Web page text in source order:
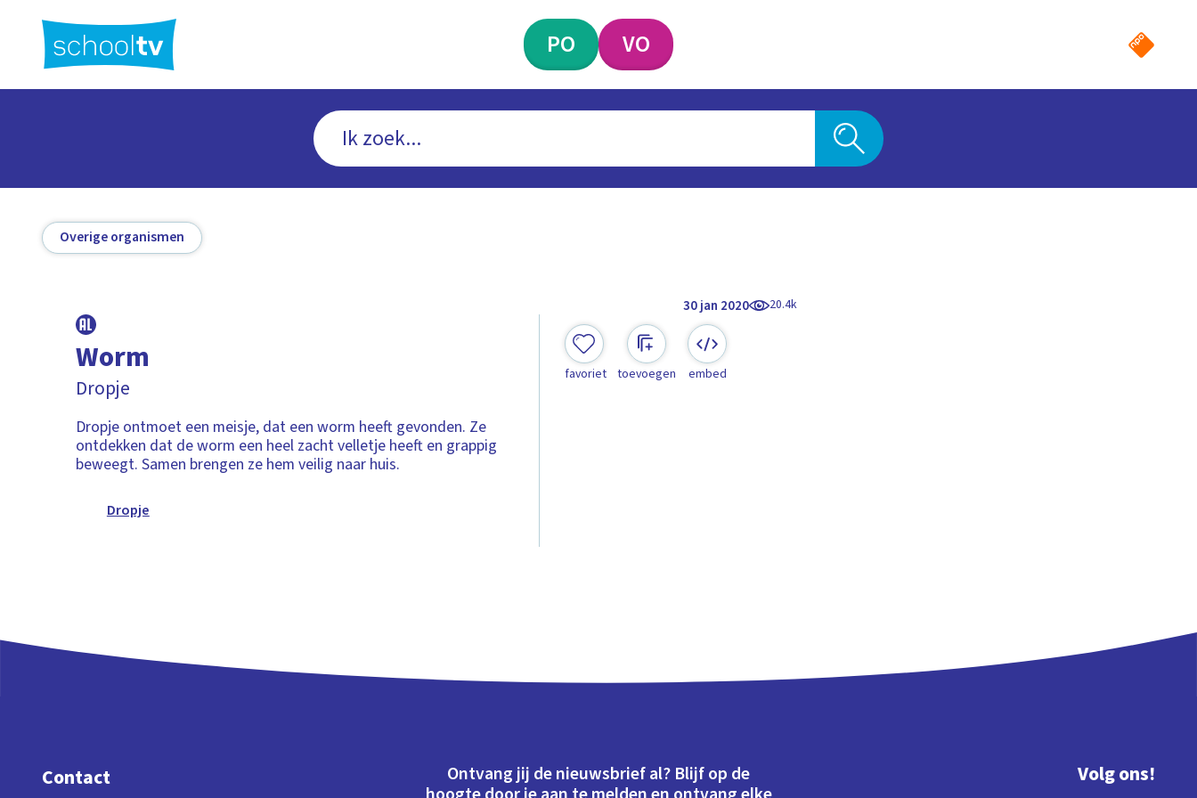
hoofdinhoud
PO VO
Overige organismen
30 jan 2020 20.4k
Worm
Dropje
Dropje ontmoet een meisje, dat een worm heeft gevonden. Ze
ontdekken dat de worm een heel zacht velletje heeft en grappig
beweegt. Samen brengen ze hem veilig naar huis.
Dropje
favoriet toevoegen embed
Contact
Ontvang jij de nieuwsbrief al? Blijf op de
Volg ons!